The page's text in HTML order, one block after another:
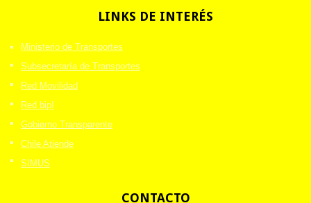
LINKS DE INTERÉS
Ministerio de Transportes
Subsecretaría de Transportes
Red Movilidad
Red bip!
Gobierno Transparente
Chile Atiende
SIMUS
CONTACTO